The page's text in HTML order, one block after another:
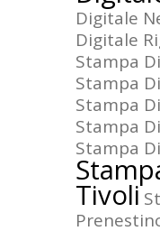
Digitale
Digitale
Stampa
Stampa
Stampa
Stampa
Stampa
Tivoli